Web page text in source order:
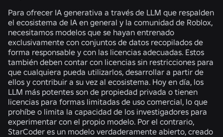
Para ofrecer IA generativa a través de LLM que respalden
el ecosistema de IA en general y la comunidad de Roblox,
necesitamos modelos que se hayan entrenado
exclusivamente con conjuntos de datos recopilados de
forma responsable y con las licencias adecuadas. Estos
también deben contar con licencias sin restricciones para
que cualquiera pueda utilizarlos, desarrollar a partir de
ellos y contribuir a su vez al ecosistema. Hoy en día, los
LLM más potentes son de propiedad privada o tienen
licencias para formas limitadas de uso comercial, lo que
prohíbe o limita la capacidad de los investigadores para
experimentar con el propio modelo. Por el contrario,
StarCoder es un modelo verdaderamente abierto, creado